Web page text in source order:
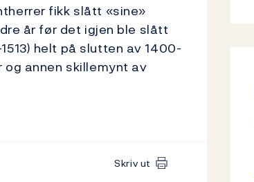
fikk slått «sine»
år før det igjen ble slått
helt på slutten av 1400-
annen skillemynt av
Skriv ut